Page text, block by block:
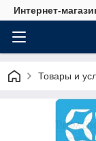
Интернет-
Товары и